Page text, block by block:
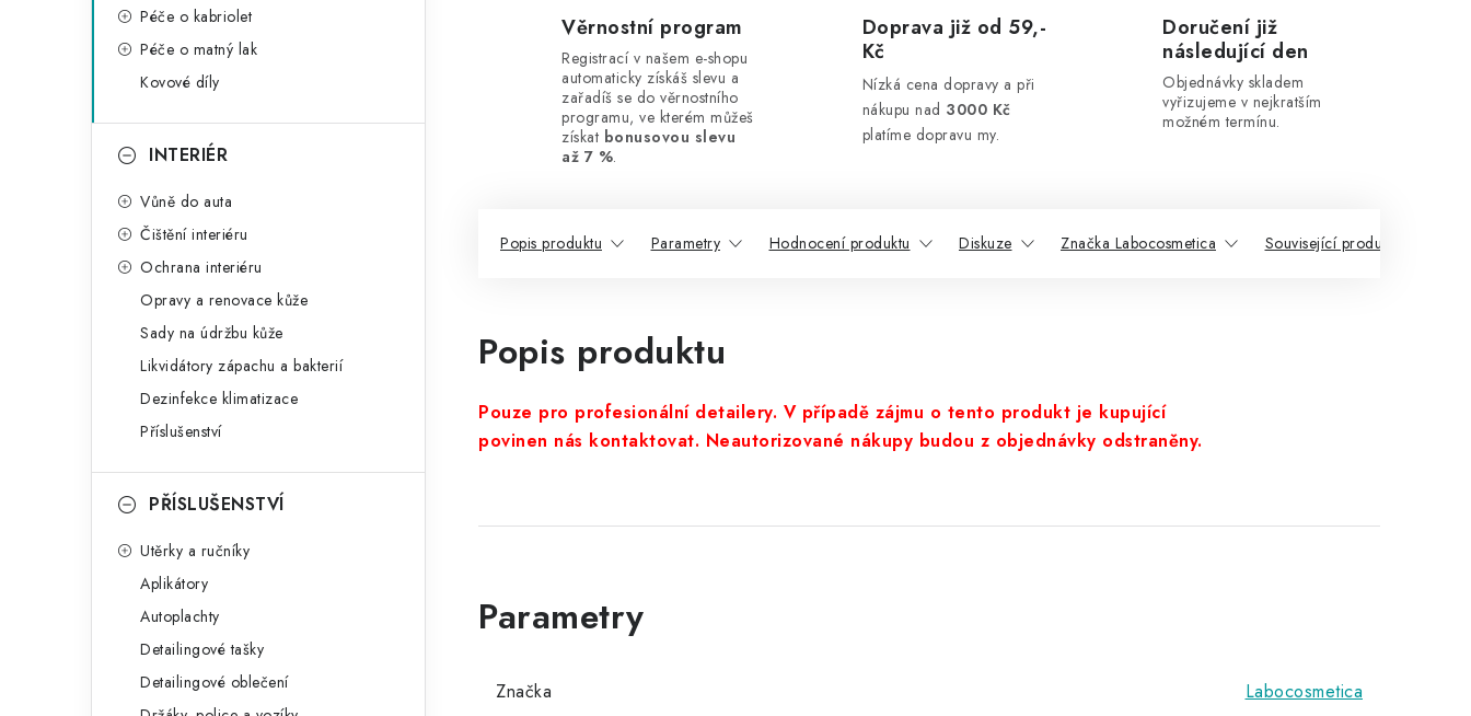
Péče o kabriolet
Péče o matný lak
Kovové díly
INTERIÉR
Vůně do auta
Čištění interiéru
Ochrana interiéru
Opravy a renovace kůže
Sady na údržbu kůže
Likvidátory zápachu a bakterií
Dezinfekce klimatizace
Příslušenství
PŘÍSLUŠENSTVÍ
Utěrky a ručníky
Aplikátory
Autoplachty
Detailingové tašky
Detailingové oblečení
Věrnostní program
Registrací v našem e-shopu
automaticky získáš slevu a
zařadíš se do věrnostního
programu, ve kterém můžeš
získat bonusovou slevu
až 7 %.
Doprava již od 59,-
Kč
Nízká cena dopravy a při
nákupu nad 3000 Kč
platíme dopravu my.
Doručení již
následující den
Objednávky skladem
vyřizujeme v nejkratším
možném termínu.
Popis produktu Parametry Hodnocení produktu Diskuze Značka Labocosmetica Související produkty
Popis produktu
Pouze pro profesionální detailery. V případě zájmu o tento produkt je kupující
povinen nás kontaktovat. Neautorizované nákupy budou z objednávky odstraněny.
Značka Labocosmetica